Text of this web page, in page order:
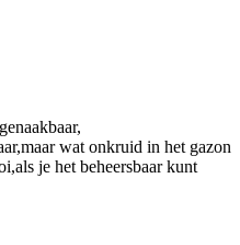
wat onkruid in het gazon
je het beheersbaar kunt